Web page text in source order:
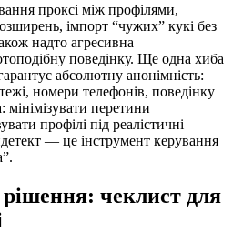
проксі між профілями,
імпорт “чужих” кукі без
надто агресивна
поведінку. Ще одна хиба
абсолютну анонімність:
номери телефонів, поведінку
мінімізувати перетини
профілі під реалістичні
— це інструмент керування
чеклист для